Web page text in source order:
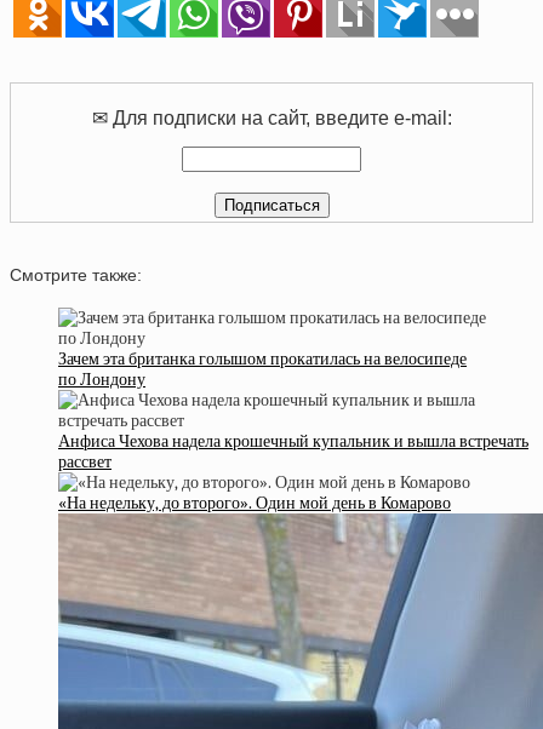
✉ Для подписки на сайт, введите e-mail:
Смотрите также:
Зачем эта британка голышом прокатилась на велосипеде
по Лондону
Анфиса Чехова надела крошечный купальник и вышла встречать
рассвет
«На недельку, до второго». Один мой день в Комарово